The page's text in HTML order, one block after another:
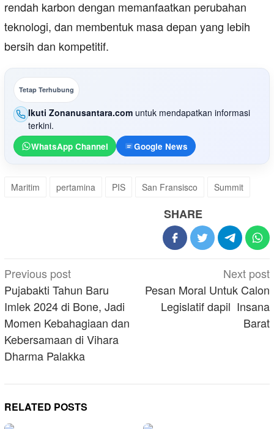
rendah karbon dengan memanfaatkan perubahan
teknologi, dan membentuk masa depan yang lebih
bersih dan kompetitif.
Tetap Terhubung
Ikuti Zonanusantara.com untuk mendapatkan informasi
terkini.
WhatsApp Channel Google News
Maritim pertamina PIS San Fransisco Summit
SHARE
Post
navigation
Previous post
Pujabakti Tahun Baru
Imlek 2024 di Bone, Jadi
Momen Kebahagiaan dan
Kebersamaan di Vihara
Dharma Palakka
Next post
Pesan Moral Untuk Calon
Legislatif dapil Insana
Barat
RELATED POSTS